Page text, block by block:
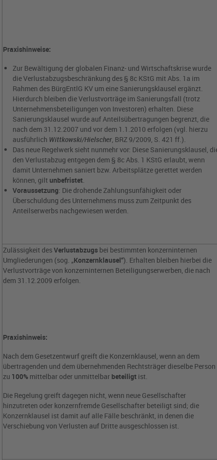
Praxishinweise:
Zur Bewältigung der globalen Finanz- und Wirtschaftskrise wurde
die Verlustabzugsbeschränkung des § 8c KStG mit Abs. 1a im
Rahmen des BürgEntlG KV um eine Sanierungsklausel ergänzt.
Hierdurch bleiben die Verlustvorträge im Sanierungsfall (trotz
Unternehmensbeteiligungen von Investoren) erhalten. Diese
Sanierungsklausel wurde auf Anteilsübertragungen begrenzt, die
nach dem 31.12.2007 und vor dem 1.1.2010 erfolgen (vgl. hierzu
ausführlich Wittkowski/Hielscher, BRZ 9/2009, S. 421 ff.).
Das neue Regelwerk sieht nunmehr vor: Diese Sanierungsklausel,
den Verlustabzug entgegen dem § 8c Abs. 1 KStG erlaubt, wenn
damit Unternehmen saniert bzw. Arbeitsplätze gerettet werden
können, gilt unbefristet.
Voraussetzung: Die drohende Zahlungsunfähigkeit oder
Überschuldung des Unternehmens muss zum Zeitpunkt des
Anteilserwerbs nachgewiesen werden.
Zulässigkeit desVerlustabzugs bei bestimmten konzerninternen
Umgliederungen (sog. „Konzernklausel“). Erhalten bleiben hierbei die
Verlustvorträge von konzerninternen Beteiligungserwerben, die nach
dem 31.12.2009 erfolgen.
Praxishinweis:
Nach dem Gesetzentwurf greift die Konzernklausel, wenn an dem
übertragenden und dem übernehmenden Rechtsträger dieselbe Person
zu 100% mittelbar oder unmittelbar beteiligt ist.
Die Regelung greift dagegen nicht, wenn neue Gesellschafter
hinzutreten oder konzernfremde Gesellschafter beteiligt sind; die
Konzernklausel ist damit auf alle Fälle beschränkt, in denen die
Verschiebung von Verlusten auf Dritte ausgeschlossen ist.